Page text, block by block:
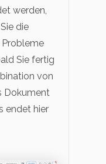
werden,
die
Sie fertig
von
Dokument
endet hier